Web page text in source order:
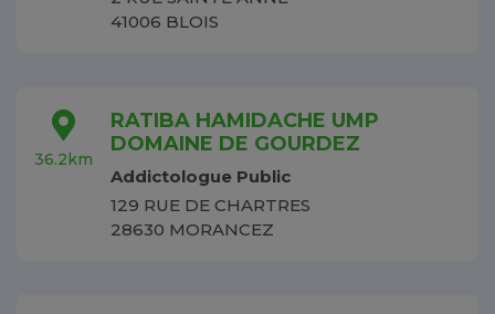
41006 BLOIS
36.2km
RATIBA HAMIDACHE UMP
DOMAINE DE GOURDEZ
Addictologue Public
129 RUE DE CHARTRES
28630 MORANCEZ